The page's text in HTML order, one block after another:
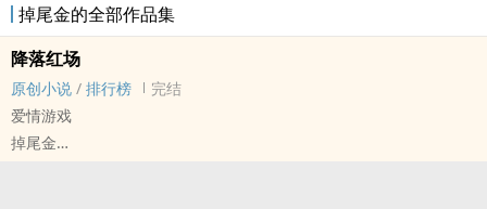
掉尾金的全部作品集
降落红场
原创小说 / 排行榜
完结
爱情游戏
掉尾金